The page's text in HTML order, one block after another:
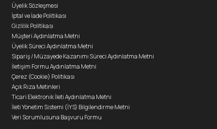
Üyelik Sözleşmesi
İptal ve İade Politikası
Gizlilik Politikası
Müşteri Aydınlatma Metni
Üyelik Süreci Aydınlatma Metni
Sipariş / Müzayede Kazanımı Süreci Aydınlatma Metni
İletişim Formu Aydınlatma Metni
Çerez (Cookie) Politikası
Açık Rıza Metinleri
Ticari Elektronik İleti Aydınlatma Metni
İleti Yönetim Sistemi (İYS) Bilgilendirme Metni
Veri Sorumlusuna Başvuru Formu